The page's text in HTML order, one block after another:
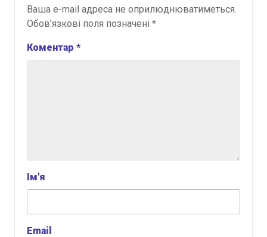
Ваша e-mail адреса не оприлюднюватиметься.
Обов’язкові поля позначені *
Коментар *
Ім'я
Email